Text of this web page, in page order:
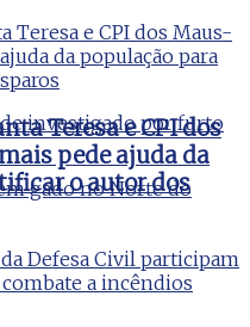
Teresa e CPI dos
pede ajuda da
o autor dos